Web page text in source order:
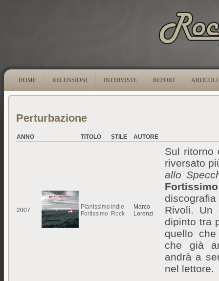
HOME RECENSIONI INTERVISTE REPORT ARTICOLI
Perturbazione
ANNO TITOLO STILE AUTORE
2007
Pianissimo
Fortissimo
Indie
Rock
Marco
Lorenzi
Sul
riversato
allo
Fortissimo
Rivoli. Un
dipinto tra
quello
che già
andrà a
nel lettore.